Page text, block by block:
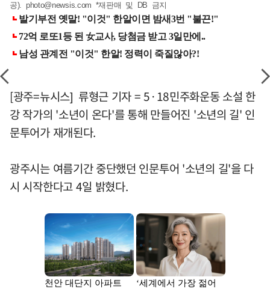
공). photo@newsis.com *재판매 및 DB 금지
[광주=뉴시스] 류형근 기자 = 5·18민주화운동 소설 한
강 작가의 '소년이 온다'를 통해 만들어진 '소년의 길' 인
문투어가 재개된다.
광주시는 여름기간 중단했던 인문투어 '소년의 길'을 다
시 시작한다고 4일 밝혔다.